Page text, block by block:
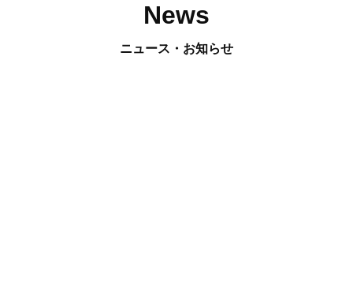
News
ニュース・お知らせ